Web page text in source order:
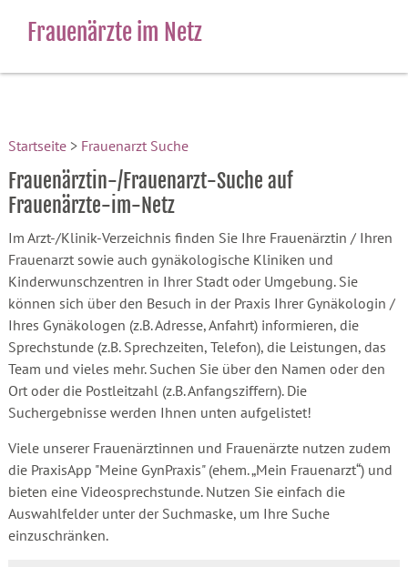
Frauenärzte im Netz
Startseite> Frauenarzt Suche
Frauenärztin-/Frauenarzt-Suche auf
Frauenärzte-im-Netz
Im Arzt-/Klinik-Verzeichnis finden Sie Ihre Frauenärztin / Ihren
Frauenarzt sowie auch gynäkologische Kliniken und
Kinderwunschzentren in Ihrer Stadt oder Umgebung. Sie
können sich über den Besuch in der Praxis Ihrer Gynäkologin /
Ihres Gynäkologen (z.B. Adresse, Anfahrt) informieren, die
Sprechstunde (z.B. Sprechzeiten, Telefon), die Leistungen, das
Team und vieles mehr. Suchen Sie über den Namen oder den
Ort oder die Postleitzahl (z.B. Anfangsziffern). Die
Suchergebnisse werden Ihnen unten aufgelistet!
Viele unserer Frauenärztinnen und Frauenärzte nutzen zudem
die PraxisApp "Meine GynPraxis" (ehem. „Mein Frauenarzt“) und
bieten eine Videosprechstunde. Nutzen Sie einfach die
Auswahlfelder unter der Suchmaske, um Ihre Suche
einzuschränken.